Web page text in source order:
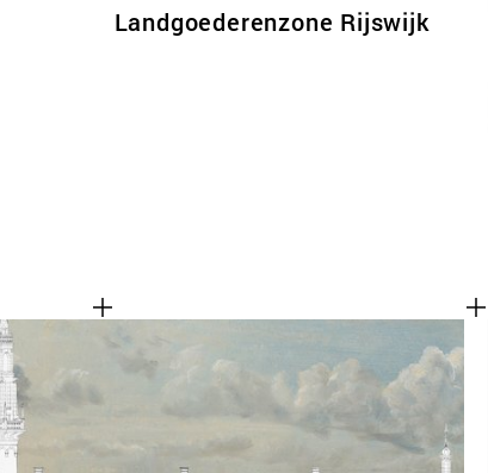
Landgoederenzone Rijswijk